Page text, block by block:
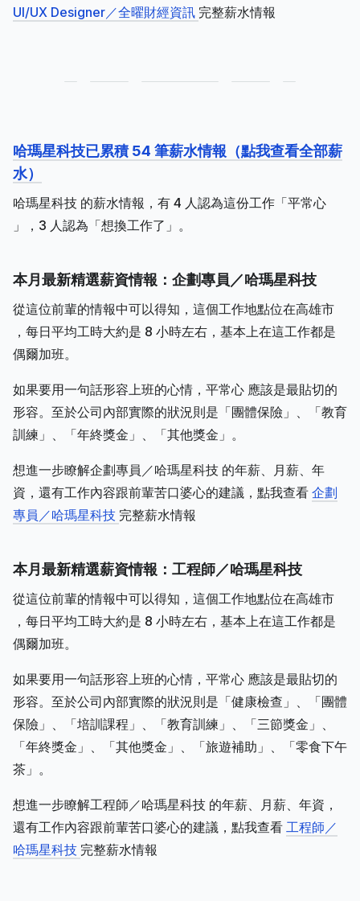
UI/UX Designer／全曜財經資訊 完整薪水情報
哈瑪星科技已累積 54 筆薪水情報（點我查看全部薪
水）
哈瑪星科技 的薪水情報，有 4 人認為這份工作「平常心
」，3 人認為「想換工作了」。
本月最新精選薪資情報：企劃專員／哈瑪星科技
從這位前輩的情報中可以得知，這個工作地點位在高雄市
，每日平均工時大約是 8 小時左右，基本上在這工作都是
偶爾加班。
如果要用一句話形容上班的心情，平常心 應該是最貼切的
形容。至於公司內部實際的狀況則是「團體保險」、「教育
訓練」、「年終獎金」、「其他獎金」。
想進一步瞭解企劃專員／哈瑪星科技 的年薪、月薪、年
資，還有工作內容跟前輩苦口婆心的建議，點我查看 企劃
專員／哈瑪星科技 完整薪水情報
本月最新精選薪資情報：工程師／哈瑪星科技
從這位前輩的情報中可以得知，這個工作地點位在高雄市
，每日平均工時大約是 8 小時左右，基本上在這工作都是
偶爾加班。
如果要用一句話形容上班的心情，平常心 應該是最貼切的
形容。至於公司內部實際的狀況則是「健康檢查」、「團體
保險」、「培訓課程」、「教育訓練」、「三節獎金」、
「年終獎金」、「其他獎金」、「旅遊補助」、「零食下午
茶」。
想進一步瞭解工程師／哈瑪星科技 的年薪、月薪、年資，
還有工作內容跟前輩苦口婆心的建議，點我查看 工程師／
哈瑪星科技 完整薪水情報